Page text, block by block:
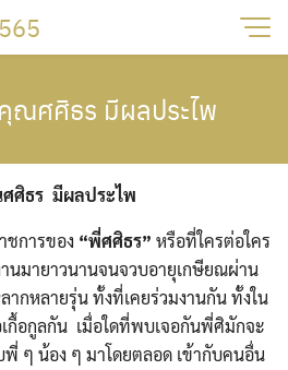
ณศศิธร มีผลประไพ
ศิธร มีผลประไพ
ชการของ “พี่ศศิธร” หรือที่ใครต่อใคร
นมายาวนานจนจวบอายุเกษียณผ่าน
ากหลายรุ่น ทั้งที่เคยร่วมงานกัน ทั้งใน
กื้อกูลกัน เมื่อใดที่พบเจอกันพี่ศิมักจะ
พี่ ๆ น้อง ๆ มาโดยตลอด เข้ากับคนอื่น